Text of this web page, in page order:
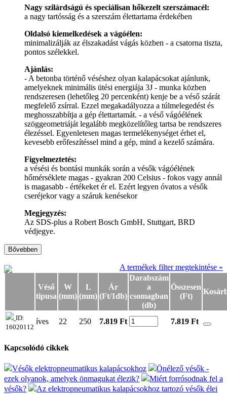
Nagy szilárdságú és speciálisan hőkezelt szerszámacél:
a nagy tartósság és a szerszám élettartama érdekében
Oldalsó kiemelkedések a vágóélen:
minimalizálják az élszakadást vágás közben - a csatorna tiszta,
pontos szélekkel.
Ajánlás:
- A betonba történő véséshez olyan kalapácsokat ajánlunk,
amelyeknek minimális ütési energiája 3J - munka közben
rendszeresen (lehetőleg 20 percenként) kenje be a véső szárát
megfelelő zsírral. Ezzel megakadályozza a túlmelegedést és
meghosszabbítja a gép élettartamát. - a véső vágóélének
szöggeometriáját legalább megközelítőleg tartsa be rendszeres
élezéssel. Egyenletesen magas termelékenységet érhet el,
kevesebb erőfeszítéssel mind a gép, mind a kezelő számára.
Figyelmeztetés:
a vésési és bontási munkák során a vésők vágóélének
hőmérséklete magas - gyakran 200 Celsius - fokos vagy annál
is magasabb - értékeket ér el. Ezért legyen óvatos a vésők
cseréjekor vagy a száruk kenésekor
Megjegyzés:
Az SDS-plus a Robert Bosch GmbH, Stuttgart, BRD
védjegye.
Bővebben
A termékek filter megtekintése »
Véső
tipusa
W
(mm)
L
(mm)
Ár
(Ft/1db)
Darabszám
a
csomagban
(db)
Összesen
(Ft)
ID:
16020112
íves 22 250 7.819 Ft 7.819 Ft
Kapcsolódó cikkek
Vésők elektropneumatikus kalapácsokhoz
Önélező vésők -
ezek olyanok, amelyek önmagukat élezik?
Miért forrósodnak fel a
vésők?
Az elektropneumatikus kalapácsokhoz tartozó vésők élei